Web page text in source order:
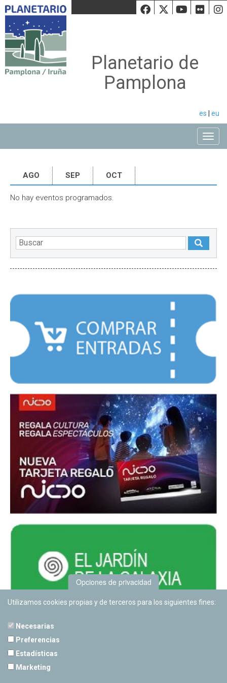
Facebook
Twiiter
Planetario de
Pamplona
es eu
AGO SEP OCT
No hay eventos programados.
Opciones de privacidad
Utilizamos cookies propias y de terceros para los siguientes fines:
Necesarias
Preferencias
Estadísticas
Marketing